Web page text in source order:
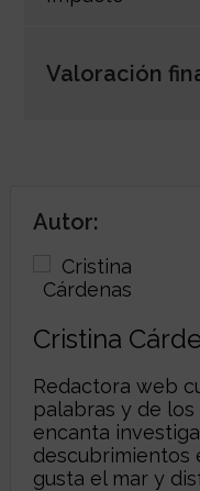
Valoración
Autor:
Cristina
Redactora web
palabras y de
encanta
descubrimientos
gusta el mar y